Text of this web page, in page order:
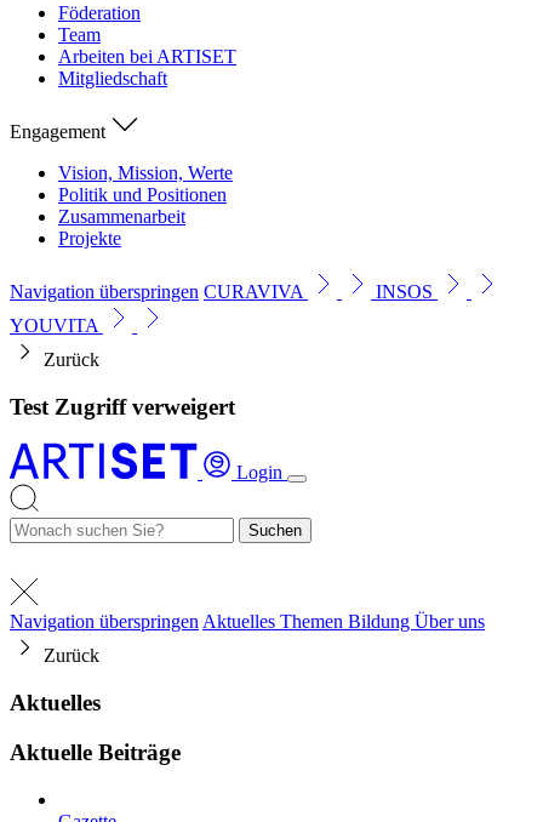
Föderation
Team
Arbeiten bei ARTISET
Mitgliedschaft
Engagement
Vision, Mission, Werte
Politik und Positionen
Zusammenarbeit
Projekte
Navigation überspringen CURAVIVA
INSOS
YOUVITA
Zurück
Test Zugriff verweigert
Login
Suchen
Navigation überspringen Aktuelles Themen Bildung Über uns
Zurück
Aktuelles
Aktuelle Beiträge